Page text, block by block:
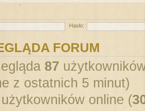
Hasło:
FORUM
87
z ostatnich 5 minut)
online (